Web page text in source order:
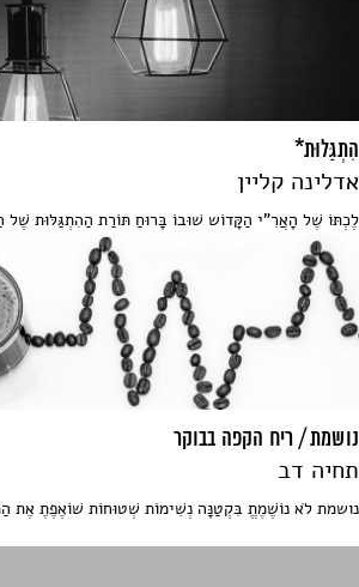
הִתְגַּלוּת*
אדלינה קליין
לֶכְתּוֹ שֶׁל הָאֲרִ"י הַקָּדוֹש שׁוּבוֹ בָּרוּחַ תּוֹרַת הַהִתְגַּלּוּת
נושמת / ריח הקפה בבוקר
תחיה דב
נושמת לֹא נוֹשֶׁמֶתֱ בִּקְטַנָּה נְשִׁימוֹת שְׁטוּחוֹת שׁוֹאֶפֶתֶ אֶת